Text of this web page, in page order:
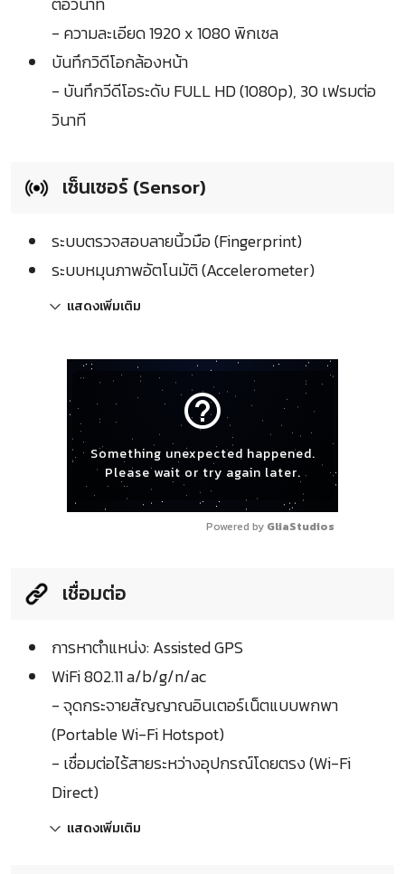
- ความละเอียด 1920 x 1080 พิกเซล
บันทึกวิดีโอกล้องหน้า
- บันทึกวีดีโอระดับ FULL HD (1080p), 30 เฟรมต่อ
วินาที
เซ็นเซอร์ (Sensor)
ระบบตรวจสอบลายนิ้วมือ (Fingerprint)
ระบบหมุนภาพอัตโนมัติ (Accelerometer)
แสดงเพิ่มเติม
help_outline
Something unexpected happened.
Please wait or try again later.
Powered by GliaStudios
เชื่อมต่อ
การหาตำแหน่ง: Assisted GPS
WiFi 802.11 a/b/g/n/ac
- จุดกระจายสัญญาณอินเตอร์เน็ตแบบพกพา
(Portable Wi-Fi Hotspot)
- เชื่อมต่อไร้สายระหว่างอุปกรณ์โดยตรง (Wi-Fi
Direct)
แสดงเพิ่มเติม